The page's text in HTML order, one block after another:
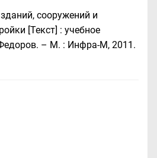
сооружений и
[Текст] : учебное
– М. : Инфра-М, 2011.